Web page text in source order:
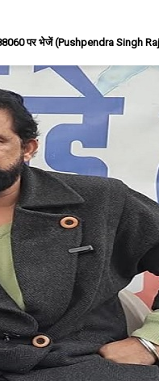
पर भेजें (Pushpendra Singh